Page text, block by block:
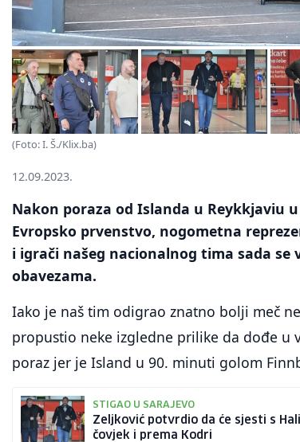
(Foto: I. Š./Klix.ba)
12.09.2023.
Nakon poraza od Islanda u Reykkjaviu
Evropsko prvenstvo, nogometna
i igrači našeg nacionalnog tima sada se
obavezama.
Iako je naš tim odigrao znatno bolji meč
propustio neke izgledne prilike da dođe u
poraz jer je Island u 90. minuti golom
STIGAO U SARAJEVO
Zeljković potvrdio da će sjesti s
čovjek i prema Kodri